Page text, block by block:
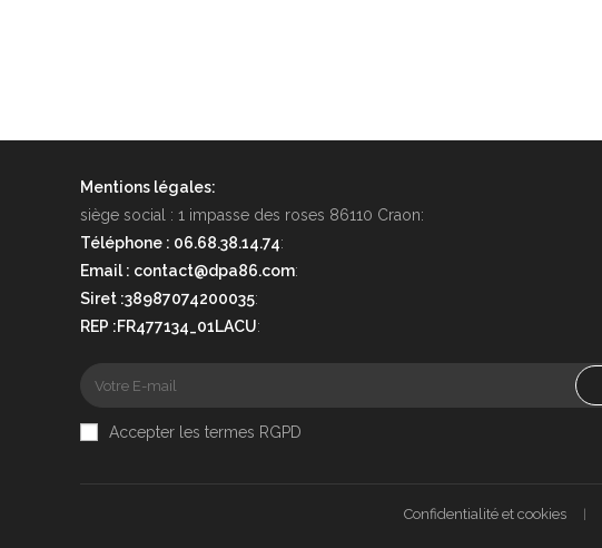
Mentions légales:
siège social : 1 impasse des roses 86110 Craon:
Téléphone : 06.68.38.14.74:
Email : contact@dpa86.com:
Siret :38987074200035:
REP :FR477134_01LACU:
Accepter les termes RGPD
Confidentialité et cookies